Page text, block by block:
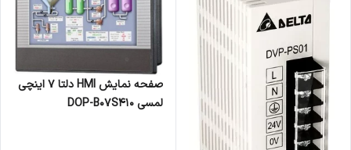
صفحه نمایش HMI دلتا 7 اینچی
لمسی DOP-B07S410